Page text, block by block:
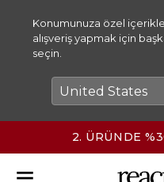
Konumunuza özel
alışveriş yapmak için
seçin.
2. ÜRÜNDE